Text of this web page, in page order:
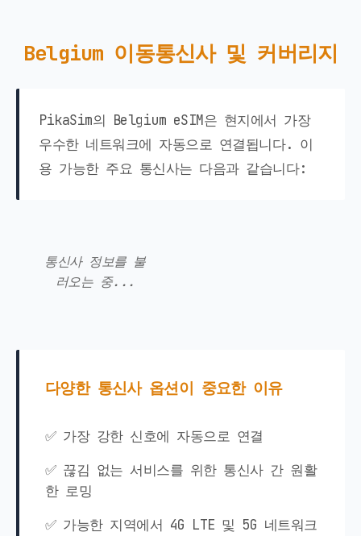
Belgium 이동통신사 및 커버리지
PikaSim의 Belgium eSIM은 현지에서 가장
우수한 네트워크에 자동으로 연결됩니다. 이
용 가능한 주요 통신사는 다음과 같습니다:
통신사 정보를 불
러오는 중...
다양한 통신사 옵션이 중요한 이유
✅ 가장 강한 신호에 자동으로 연결
✅ 끊김 없는 서비스를 위한 통신사 간 원활
한 로밍
✅ 가능한 지역에서 4G LTE 및 5G 네트워크